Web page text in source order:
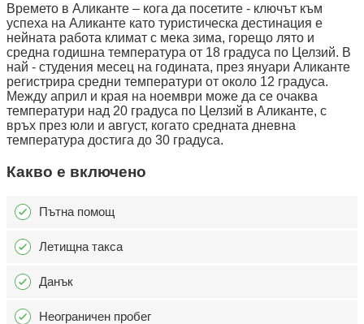
Времето в Аликанте – кога да посетите - ключът към
успеха на Аликанте като туристическа дестинация е
нейната работа климат с мека зима, горещо лято и
средна годишна температура от 18 градуса по Целзий. В
най - студения месец на годината, през януари Аликанте
регистрира средни температури от около 12 градуса.
Между април и края на ноември може да се очаква
температури над 20 градуса по Целзий в Аликанте, с
връх през юли и август, когато средната дневна
температура достига до 30 градуса.
Какво е включено
Пътна помощ
Летищна такса
Данък
Неограничен пробег